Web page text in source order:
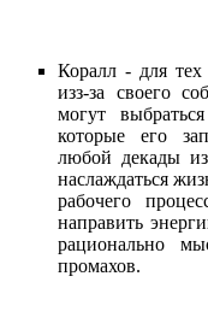
Коралл - для тех
изз-за своего
могут
которые его
любой декады
наслаждаться
рабочего
направить
рационально
промахов.